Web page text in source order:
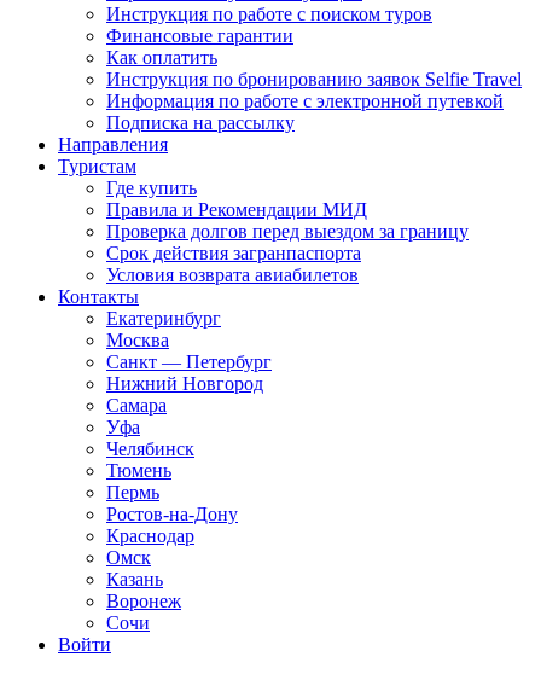
Инструкция по работе с поиском туров
Финансовые гарантии
Как оплатить
Инструкция по бронированию заявок Selfie Travel
Информация по работе с электронной путевкой
Подписка на рассылку
Направления
Туристам
Где купить
Правила и Рекомендации МИД
Проверка долгов перед выездом за границу
Срок действия загранпаспорта
Условия возврата авиабилетов
Контакты
Екатеринбург
Москва
Санкт — Петербург
Нижний Новгород
Самара
Уфа
Челябинск
Тюмень
Пермь
Ростов-на-Дону
Краснодар
Омск
Казань
Воронеж
Сочи
Войти